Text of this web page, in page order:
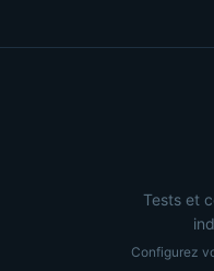
Tests et
Configurez